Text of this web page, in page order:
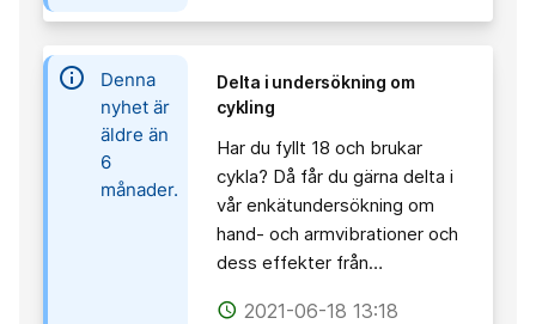
information
Denna
nyhet är
äldre än
6
månader.
Delta i undersökning om
cykling
Har du fyllt 18 och brukar
cykla? Då får du gärna delta i
vår enkätundersökning om
hand- och armvibrationer och
dess effekter från…
access_time 2021-06-18 13:18